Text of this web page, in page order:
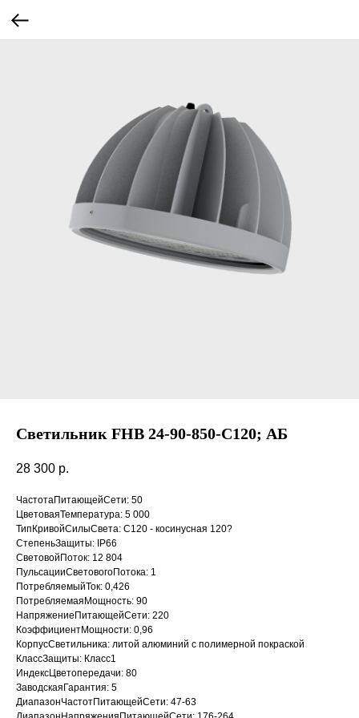
Светильник FHB 24-90-850-C120; АБ
28 300 р.
ЧастотаПитающейСети: 50
ЦветоваяТемпература: 5 000
ТипКривойСилыСвета: C120 - косинусная 120?
СтепеньЗащиты: IP66
СветовойПоток: 12 804
ПульсацииСветовогоПотока: 1
ПотребляемыйТок: 0,426
ПотребляемаяМощность: 90
НапряжениеПитающейСети: 220
КоэффициентМощности: 0,96
КорпусСветильника: литой алюминий с полимерной покраской
КлассЗащиты: Класс1
ИндексЦветопередачи: 80
ЗаводскаяГарантия: 5
ДиапазонЧастотПитающейСети: 47-63